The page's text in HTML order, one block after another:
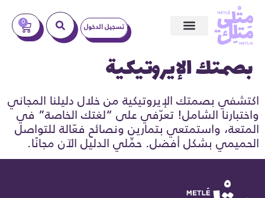
تسجيل الدخول 0
بصمتك الإيروتيكية
اكتشفي بصمتك الإيروتيكية من خلال دليلنا المجاني
واختبارنا الشامل! تعرّفي على “لغتك الخاصة” في
المتعة، واستمتعي بتمارين ونصائح فعّالة للتواصل
الحميمي بشكل أفضل. حمِّلي الدليل الآن مجانًا.